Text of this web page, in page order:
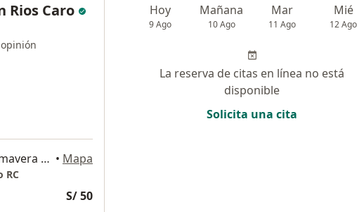
Rios Caro
Calle Isaac Albeniz 431 Urb. primavera dpto. 202, Trujillo • Mapa
RC
S/ 50
Hoy
9 Ago
Mañana
10 Ago
Mar
11 Ago
Mié
12 Ago
La reserva de citas en línea no está
disponible
Solicita una cita